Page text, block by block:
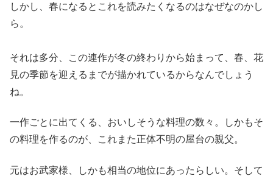
しかし、春になるとこれを読みたくなるのはなぜなのかし
ら。
それは多分、この連作が冬の終わりから始まって、春、花
見の季節を迎えるまでが描かれているからなんでしょう
ね。
一作ごとに出てくる、おいしそうな料理の数々。しかもそ
の料理を作るのが、これまた正体不明の屋台の親父。
元はお武家様、しかも相当の地位にあったらしい。そして